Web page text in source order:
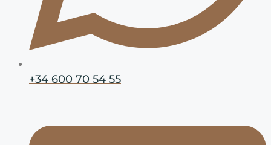
+34 600 70 54 55